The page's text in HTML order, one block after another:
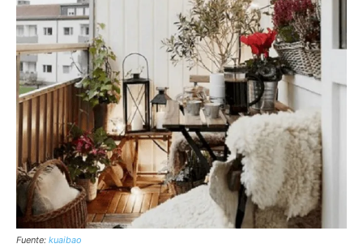
Fuente: kuaibao